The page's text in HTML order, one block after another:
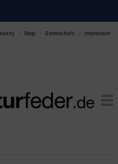
Shop Datenschutz Impressum